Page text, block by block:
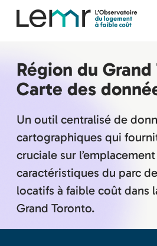
content
Région du
Carte des
Un outil centralisé de
cartographiques qui
cruciale sur
caractéristiques du parc
locatifs à faible coût dans
Grand Toronto.